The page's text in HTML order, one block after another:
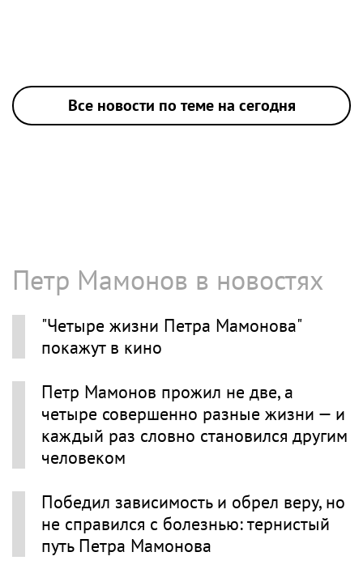
Все новости по теме на сегодня
Петр Мамонов в новостях
"Четыре жизни Петра Мамонова"
покажут в кино
Петр Мамонов прожил не две, а
четыре совершенно разные жизни — и
каждый раз словно становился другим
человеком
Победил зависимость и обрел веру, но
не справился с болезнью: тернистый
путь Петра Мамонова